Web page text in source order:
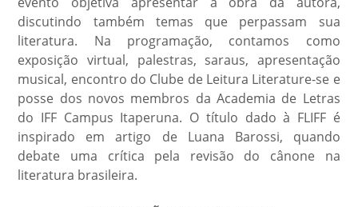
discutindo também temas que perpassam sua
literatura. Na programação, contamos como
exposição virtual, palestras, saraus, apresentação
musical, encontro do Clube de Leitura Literature-se e
posse dos novos membros da Academia de Letras
do IFF Campus Itaperuna. O título dado à FLIFF é
inspirado em artigo de Luana Barossi, quando
debate uma crítica pela revisão do cânone na
literatura brasileira.